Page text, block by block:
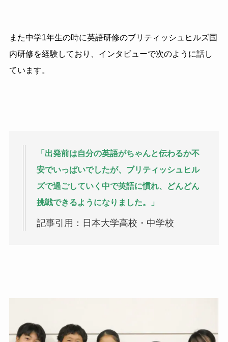
また中学1年生の時に英語研修のブリティッシュヒルズ国
内研修を経験しており、インタビューで次のように話し
ています。
「出発前は自分の英語がちゃんと伝わるか不
安でいっぱいでしたが、ブリティッシュヒル
ズで過ごしていく中で英語に慣れ、どんどん
挑戦できるようになりました。」
記事引用：日本大学高校・中学校